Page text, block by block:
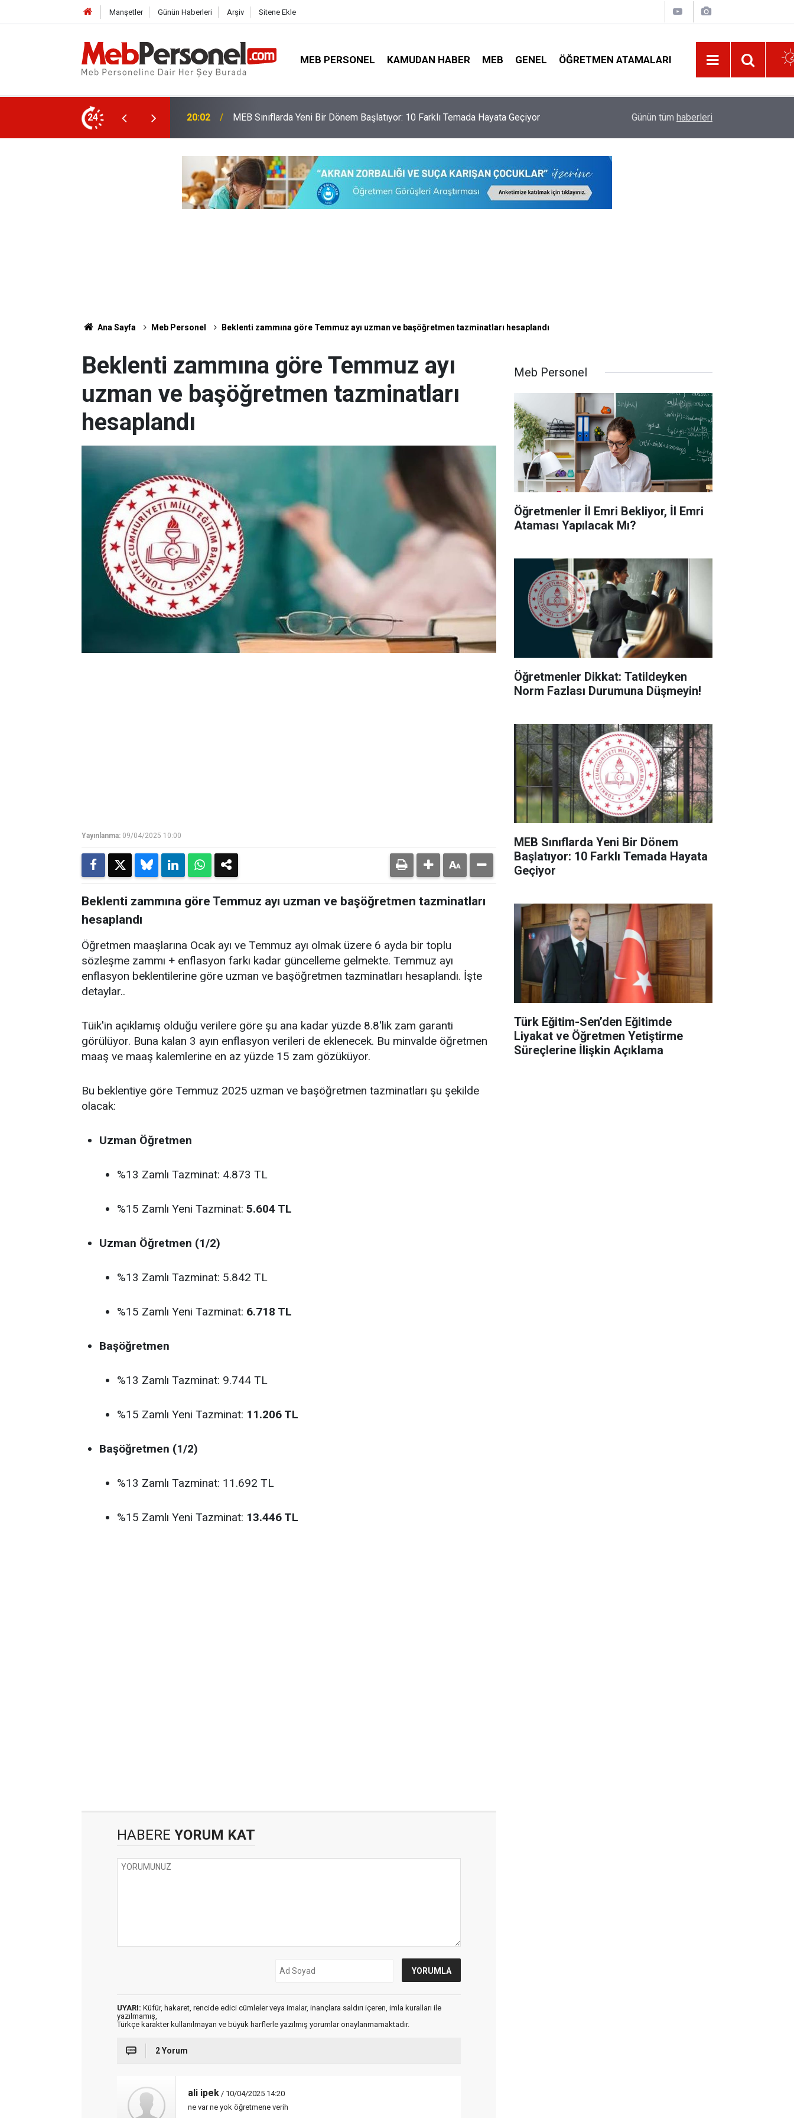
Manşetler Günün Haberleri Arşiv Sitene Ekle
MEB PERSONEL KAMUDAN HABER MEB GENEL ÖĞRETMEN ATAMALARI
24
10 Farklı Temada Hayata Geçiyor 19:32 O Öğretmenlere Ayda 4.380 TL Fazladan Ek Ders Ödenecek
İlişkin Açıklama
Günün tüm haberleri
Ana Sayfa Meb Personel Beklenti zammına göre Temmuz ayı uzman ve başöğretmen tazminatları hesaplandı
Beklenti zammına göre Temmuz ayı
uzman ve başöğretmen tazminatları
hesaplandı
Yayınlanma: 09/04/2025 10:00
Beklenti zammına göre Temmuz ayı uzman ve başöğretmen tazminatları
hesaplandı
Öğretmen maaşlarına Ocak ayı ve Temmuz ayı olmak üzere 6 ayda bir toplu
sözleşme zammı + enflasyon farkı kadar güncelleme gelmekte. Temmuz ayı
enflasyon beklentilerine göre uzman ve başöğretmen tazminatları hesaplandı. İşte
detaylar..
Tüik'in açıklamış olduğu verilere göre şu ana kadar yüzde 8.8'lik zam garanti
görülüyor. Buna kalan 3 ayın enflasyon verileri de eklenecek. Bu minvalde öğretmen
maaş ve maaş kalemlerine en az yüzde 15 zam gözüküyor.
Bu beklentiye göre Temmuz 2025 uzman ve başöğretmen tazminatları şu şekilde
olacak:
Uzman Öğretmen
%13 Zamlı Tazminat: 4.873 TL
%15 Zamlı Yeni Tazminat: 5.604 TL
Uzman Öğretmen (1/2)
%13 Zamlı Tazminat: 5.842 TL
%15 Zamlı Yeni Tazminat: 6.718 TL
Başöğretmen
%13 Zamlı Tazminat: 9.744 TL
%15 Zamlı Yeni Tazminat: 11.206 TL
Başöğretmen (1/2)
%13 Zamlı Tazminat: 11.692 TL
%15 Zamlı Yeni Tazminat: 13.446 TL
HABERE YORUM KAT
UYARI: Küfür, hakaret, rencide edici cümleler veya imalar, inançlara saldırı içeren, imla kuralları ile
yazılmamış,
Türkçe karakter kullanılmayan ve büyük harflerle yazılmış yorumlar onaylanmamaktadır.
2 Yorum
ali ipek / 10/04/2025 14:20
ne var ne yok öğretmene verih
Meb Personel
Öğretmenler İl Emri Bekliyor, İl Emri
Ataması Yapılacak Mı?
Öğretmenler Dikkat: Tatildeyken
Norm Fazlası Durumuna Düşmeyin!
MEB Sınıflarda Yeni Bir Dönem
Başlatıyor: 10 Farklı Temada Hayata
Geçiyor
Türk Eğitim-Sen’den Eğitimde
Liyakat ve Öğretmen Yetiştirme
Süreçlerine İlişkin Açıklama